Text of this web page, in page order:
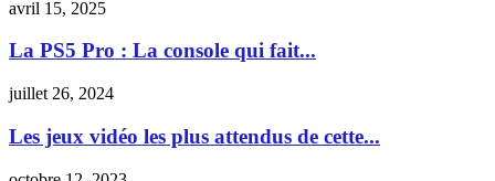
avril 15, 2025
La PS5 Pro : La console qui fait...
juillet 26, 2024
Les jeux vidéo les plus attendus de cette...